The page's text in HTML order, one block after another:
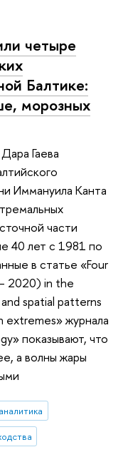
четыре
Балтике:
морозных
Гаева
Иммануила Канта
части
40 лет с 1981 по
в статье «Four
2020) in the
spatial patterns
журнала
показывают, что
а волны жары